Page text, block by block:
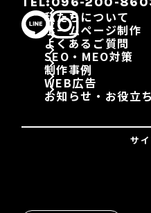
私たちについて
ホームページ制作
よくあるご質問
SEO・MEO対策
制作事例
WEB広告
お知らせ・お役立
サ